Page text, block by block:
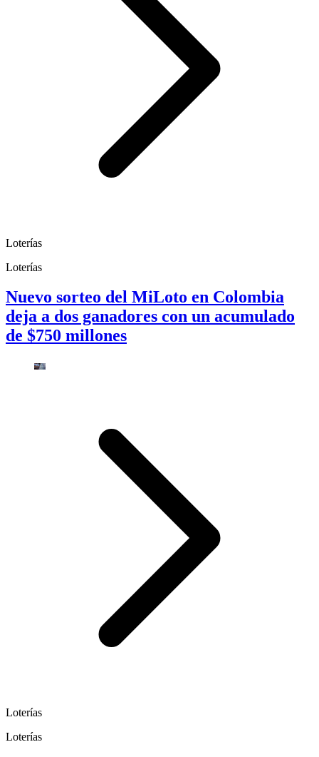
Loterías
Loterías
Nuevo sorteo del MiLoto en Colombia
deja a dos ganadores con un acumulado
de $750 millones
Loterías
Loterías